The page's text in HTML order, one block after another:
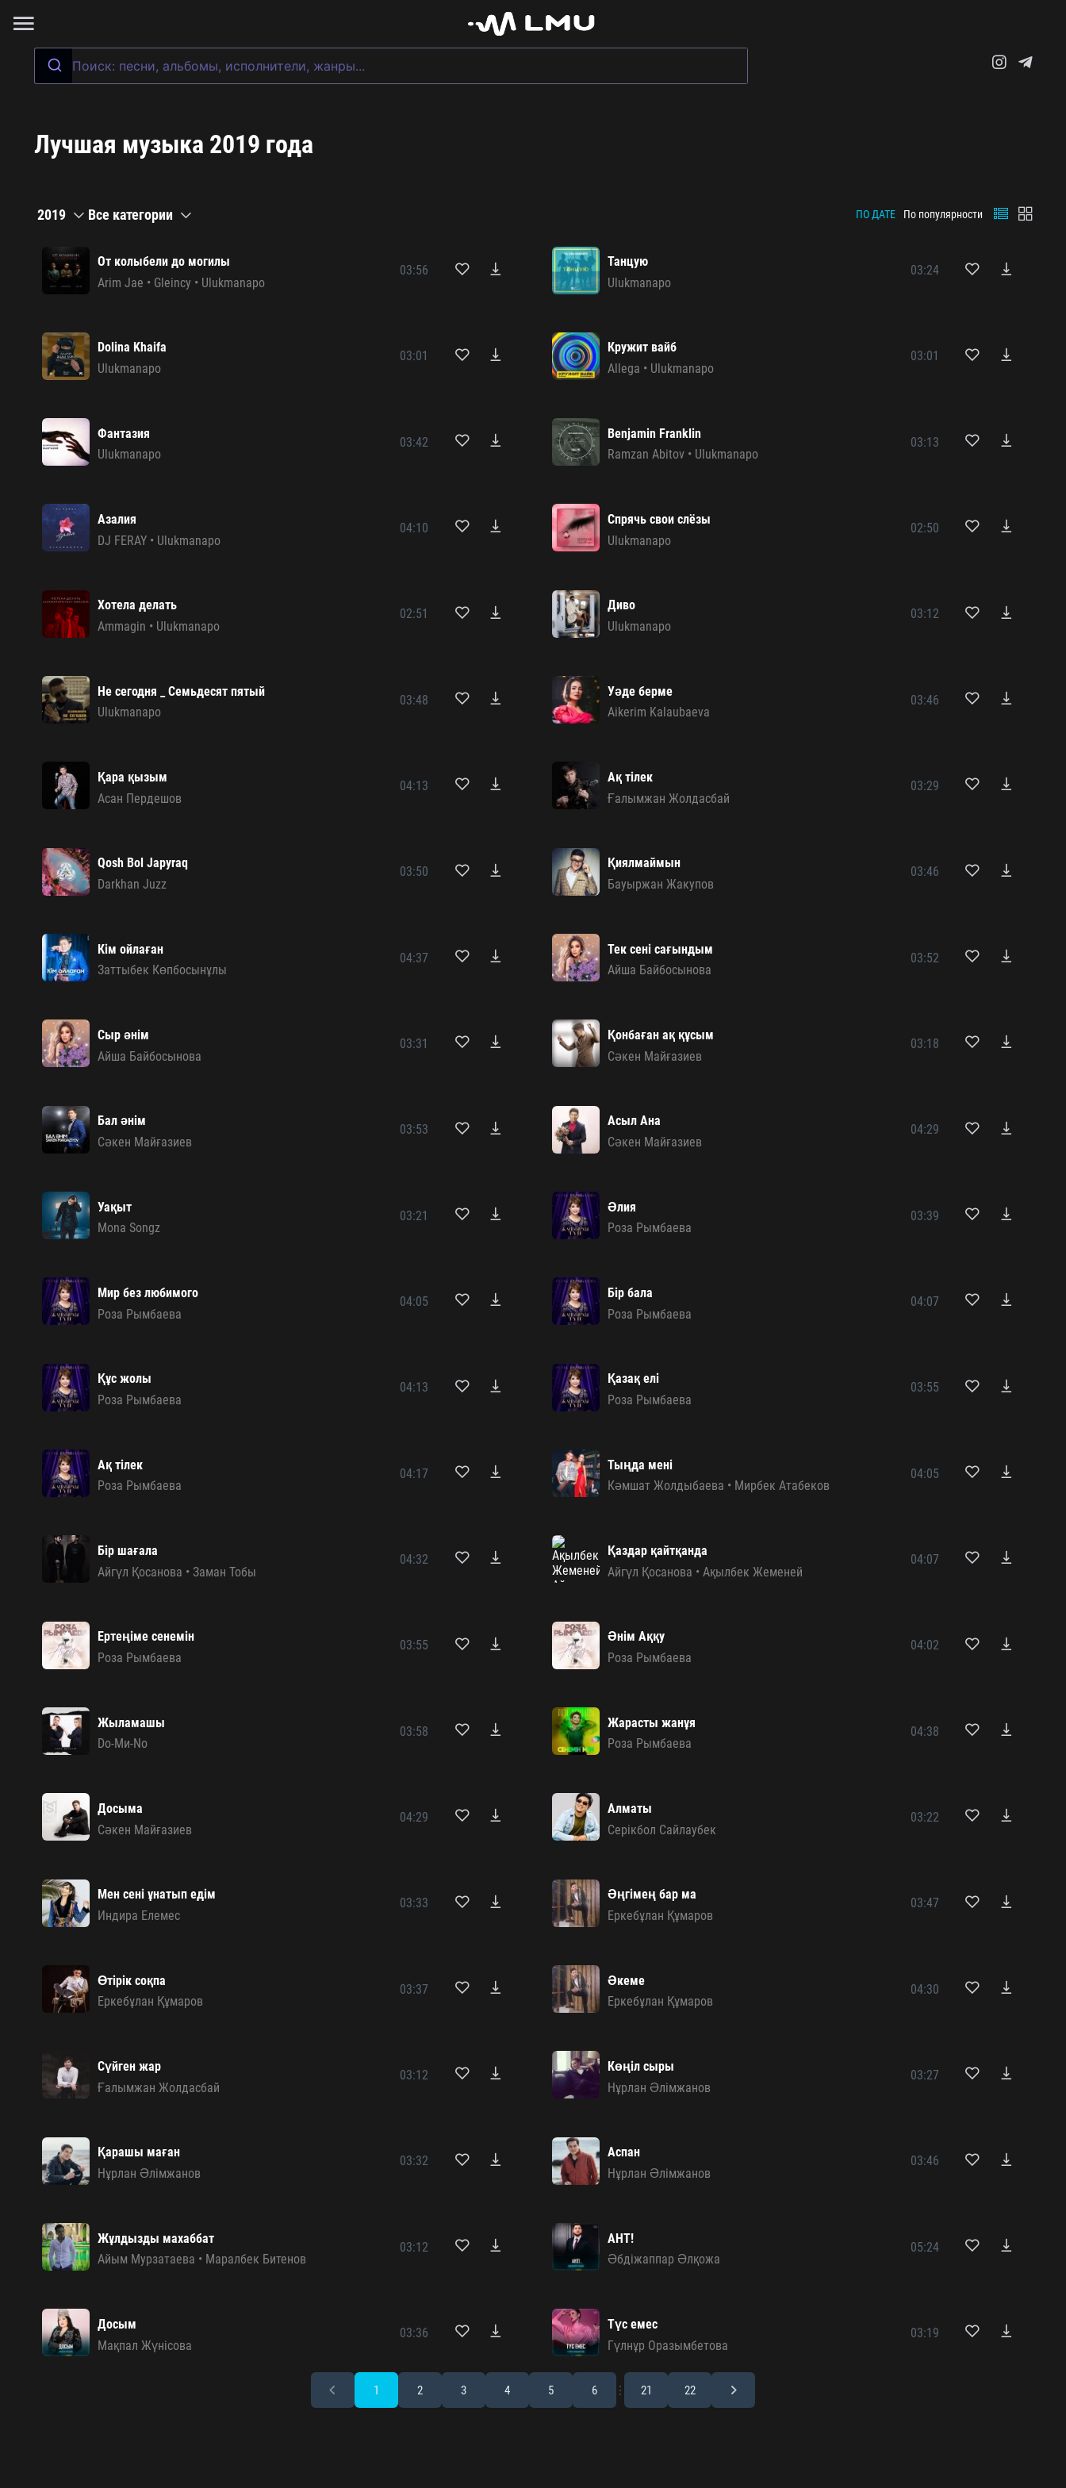
Лучшая музыка 2019 года
2019 Все категории ПО ДАТЕ По популярности
От колыбели до могилы
Arim Jae • Gleincy • Ulukmanapo
03:56
Танцую
Ulukmanapo
03:24
Dolina Khaifa
Ulukmanapo
03:01
Кружит вайб
Allega • Ulukmanapo
03:01
Фантазия
Ulukmanapo
03:42
Benjamin Franklin
Ramzan Abitov • Ulukmanapo
03:13
Азалия
DJ FERAY• Ulukmanapo
04:10
Спрячь свои слёзы
Ulukmanapo
02:50
Хотела делать
Ammagin • Ulukmanapo
02:51
Диво
Ulukmanapo
03:12
Не сегодня _ Семьдесят пятый
Ulukmanapo
03:48
Уәде берме
Aikerim Kalaubaeva
03:46
Қара қызым
Асан Пердешов
04:13
Ақ тілек
Ғалымжан Жолдасбай
03:29
Qosh Bol Japyraq
Darkhan Juzz
03:50
Қиялмаймын
Бауыржан Жакупов
03:46
Кім ойлаған
Заттыбек Көпбосынұлы
04:37
Тек сені сағындым
Айша Байбосынова
03:52
Сыр әнім
Айша Байбосынова
03:31
Қонбаған ақ құсым
Сәкен Майғазиев
03:18
Бал әнім
Сәкен Майғазиев
03:53
Асыл Ана
Сәкен Майғазиев
04:29
Уақыт
Mona Songz
03:21
Әлия
Роза Рымбаева
03:39
Мир без любимого
Роза Рымбаева
04:05
Бір бала
Роза Рымбаева
04:07
Құс жолы
Роза Рымбаева
04:13
Қазақ елі
Роза Рымбаева
03:55
Ақ тілек
Роза Рымбаева
04:17
Тыңда мені
Кәмшат Жолдыбаева • Мирбек Атабеков
04:05
Бір шағала
Айгүл Қосанова • Заман Тобы
04:32
Қаздар қайтқанда
Айгүл Қосанова • Ақылбек Жеменей
04:07
Ертеңіме сенемін
Роза Рымбаева
03:55
Әнім Аққу
Роза Рымбаева
04:02
Жыламашы
Do-Mи-Nо
03:58
Жарасты жанұя
Роза Рымбаева
04:38
Досыма
Сәкен Майғазиев
04:29
Алматы
Серікбол Сайлаубек
03:22
Мен сені ұнатып едім
Индира Елемес
03:33
Әңгімең бар ма
Еркебұлан Құмаров
03:47
Өтірік соқпа
Еркебұлан Құмаров
03:37
Әкеме
Еркебұлан Құмаров
04:30
Сүйген жар
Ғалымжан Жолдасбай
03:12
Көңіл сыры
Нұрлан Әлімжанов
03:27
Қарашы маған
Нұрлан Әлімжанов
03:32
Аспан
Нұрлан Әлімжанов
03:46
Жұлдызды махаббат
Айым Мурзатаева • Маралбек Битенов
03:12
АНТ!
Әбдіжаппар Әлқожа
05:24
Досым
Мақпал Жүнісова
03:36
Түс емес
Гүлнұр Оразымбетова
03:19
1 2 3 4 5 6 21 22